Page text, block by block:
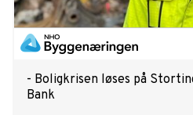
- Boligkrisen løses på
Bank